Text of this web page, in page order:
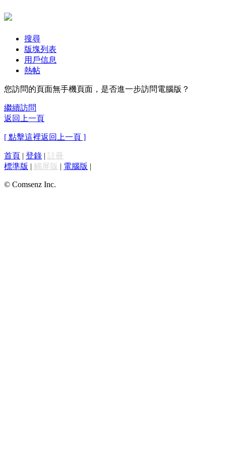
搜尋
版塊列表
用戶信息
熱帖
您訪問的頁面無手機頁面，是否進一步訪問電腦版？
繼續訪問
返回上一頁
[ 點擊這裡返回上一頁 ]
首頁 | 登錄 | 註冊
標準版 | 觸屏版 | 電腦版 |
© Comsenz Inc.